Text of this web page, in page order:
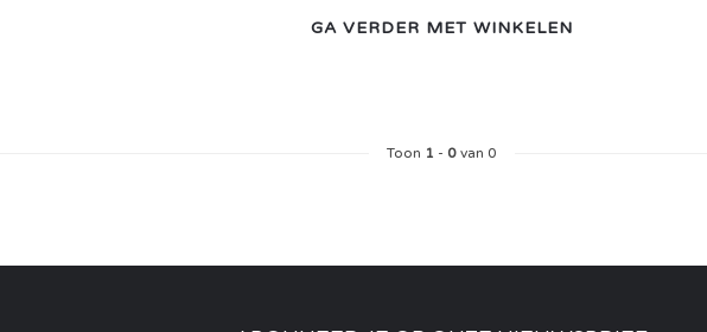
GA VERDER MET WINKELEN
Toon 1 - 0van 0